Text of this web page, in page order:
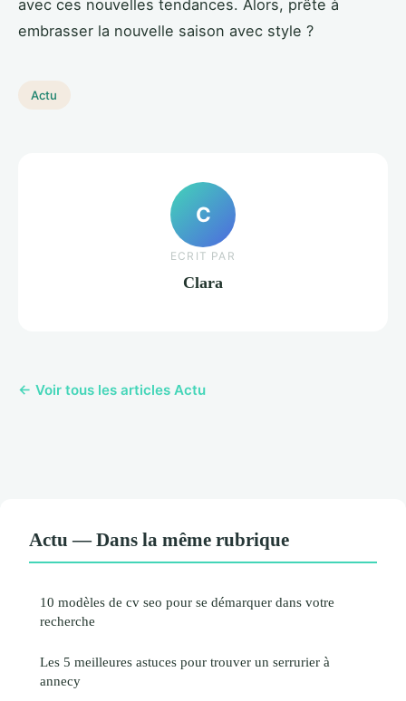
avec ces nouvelles tendances. Alors, prête à
embrasser la nouvelle saison avec style ?
Actu
C
ECRIT PAR
Clara
← Voir tous les articles Actu
Actu — Dans la même rubrique
10 modèles de cv seo pour se démarquer dans votre
recherche
Les 5 meilleures astuces pour trouver un serrurier à
annecy